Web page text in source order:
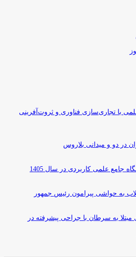
با تجاری‌سازی فناوری و ثروت‌آفرینی
در دو و میدانی بلاروس
جامع علمی کاربردی در سال 1405
به حواشی پیرامون رئیس جمهور
مبتلا به سرطان با جراحی پیشرفته در